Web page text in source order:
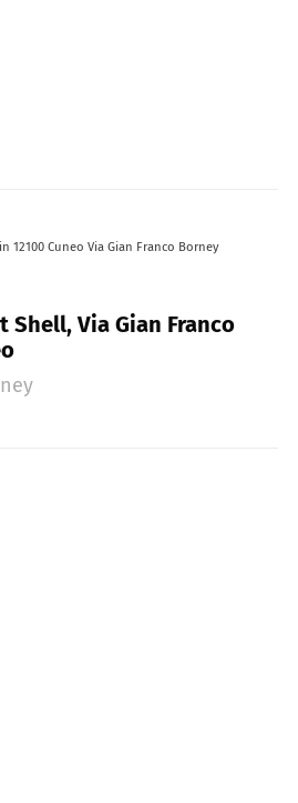
12100 Cuneo Via Gian Franco Borney
Shell, Via Gian Franco